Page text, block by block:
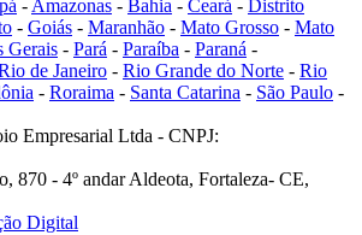
- Amazonas - Bahia - Ceará - Distrito
- Goiás - Maranhão - Mato Grosso - Mato
Gerais - Pará - Paraíba - Paraná -
de Janeiro - Rio Grande do Norte - Rio
- Roraima - Santa Catarina - São Paulo -
Empresarial Ltda - CNPJ:
870 - 4º andar Aldeota, Fortaleza- CE,
Digital